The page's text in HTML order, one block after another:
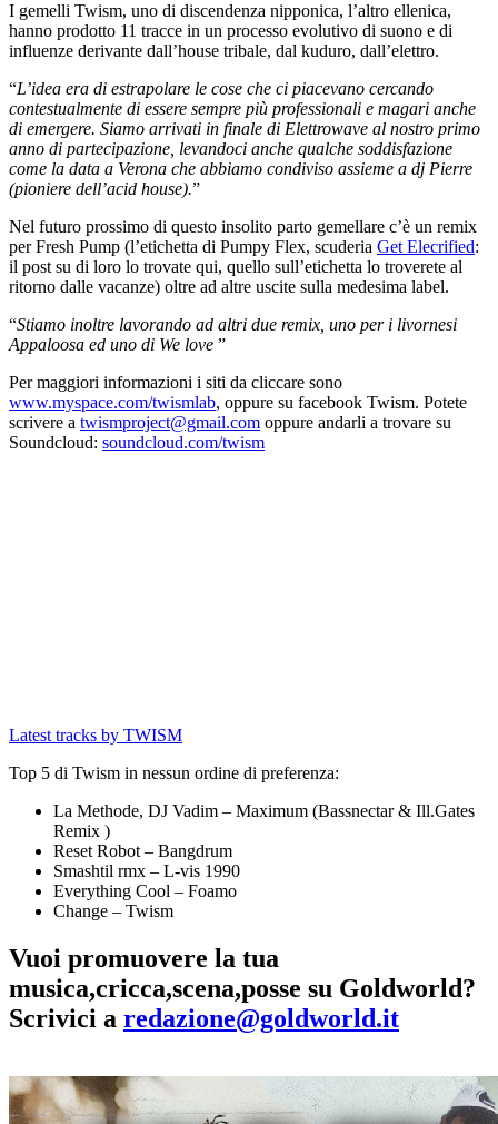
I gemelli Twism, uno di discendenza nipponica, l’altro ellenica,
hanno prodotto 11 tracce in un processo evolutivo di suono e di
influenze derivante dall’house tribale, dal kuduro, dall’elettro.
“L’idea era di estrapolare le cose che ci piacevano cercando
contestualmente di essere sempre più professionali e magari anche
di emergere. Siamo arrivati in finale di Elettrowave al nostro primo
anno di partecipazione, levandoci anche qualche soddisfazione
come la data a Verona che abbiamo condiviso assieme a dj Pierre
(pioniere dell’acid house).”
Nel futuro prossimo di questo insolito parto gemellare c’è un remix
per Fresh Pump (l’etichetta di Pumpy Flex, scuderia Get Elecrified:
il post su di loro lo trovate qui, quello sull’etichetta lo troverete al
ritorno dalle vacanze) oltre ad altre uscite sulla medesima label.
“Stiamo inoltre lavorando ad altri due remix, uno per i livornesi
Appaloosa ed uno di We love ”
Per maggiori informazioni i siti da cliccare sono
www.myspace.com/twismlab, oppure su facebook Twism. Potete
scrivere a twismproject@gmail.com oppure andarli a trovare su
Soundcloud: soundcloud.com/twism
Latest tracks by TWISM
Top 5 di Twism in nessun ordine di preferenza:
La Methode, DJ Vadim – Maximum (Bassnectar & Ill.Gates
Remix )
Reset Robot – Bangdrum
Smashtil rmx – L-vis 1990
Everything Cool – Foamo
Change – Twism
Vuoi promuovere la tua
musica,cricca,scena,posse su Goldworld?
Scrivici a redazione@goldworld.it